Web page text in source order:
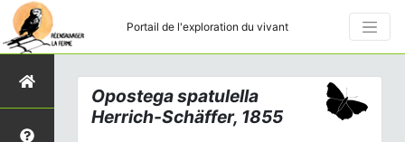
Portail de l'exploration du vivant
Opostega spatulella
Herrich-Schäffer, 1855